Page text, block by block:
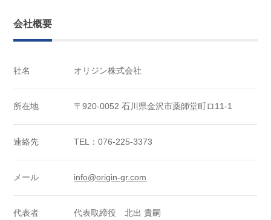
会社概要
社名 オリジン株式会社
所在地 〒920-0052 石川県金沢市薬師堂町ロ11-1
連絡先 TEL：076-225-3373
メール info@origin-gr.com
代表者 代表取締役 北出 貴嗣